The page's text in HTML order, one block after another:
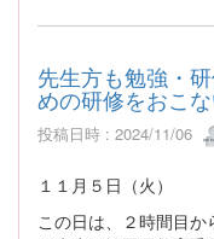
先生方も勉強・
めの研修をおこ
投稿日時 : 2024/11/06
１１月５日（火）
この日は、２時間目